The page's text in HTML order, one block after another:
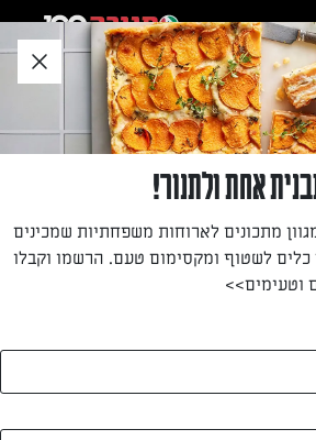
יצחקי
ענבר יצחקי
אחת ולתנור!
מתכונים לארוחות משפחתיות שמכינים
לשטוף ומקסימום טעם. הרשמו וקבלו
וטעימים>>